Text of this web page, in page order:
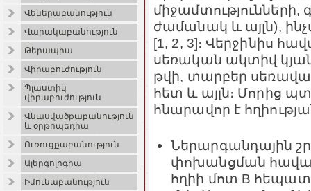
Վեներաբանություն
Վարակաբանություն
Թերապիա
Վիրաբուժություն
Պլաստիկ
վիրաբուժություն
Վնասվածքաբանություն
և օրթոպեդիա
Ուռուցքաբանություն
Ալերգոլոգիա
Իմունաբանություն
միջամտությունների,
ժամանակ և այլն),
[1, 2, 3]։ Վերջինիս
սեռական ակտիվ
թվի, տարբեր
հետ և այլն։ Մորից
հնարավոր է
Ներարգանդային
փոխանցման
հղիի մոտ B